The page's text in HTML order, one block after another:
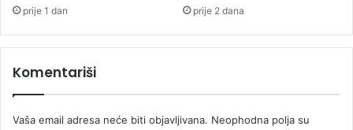
r
e
prije 1 dan prije 2 dana
Komentariši
Vaša email adresa neće biti objavljivana. Neophodna polja su